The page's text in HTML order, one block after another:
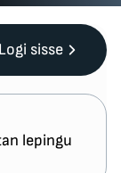
Logi sisse
lepingu